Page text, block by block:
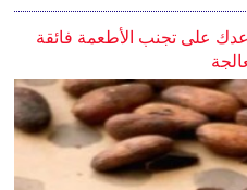
على تجنب الأطعمة فائقة